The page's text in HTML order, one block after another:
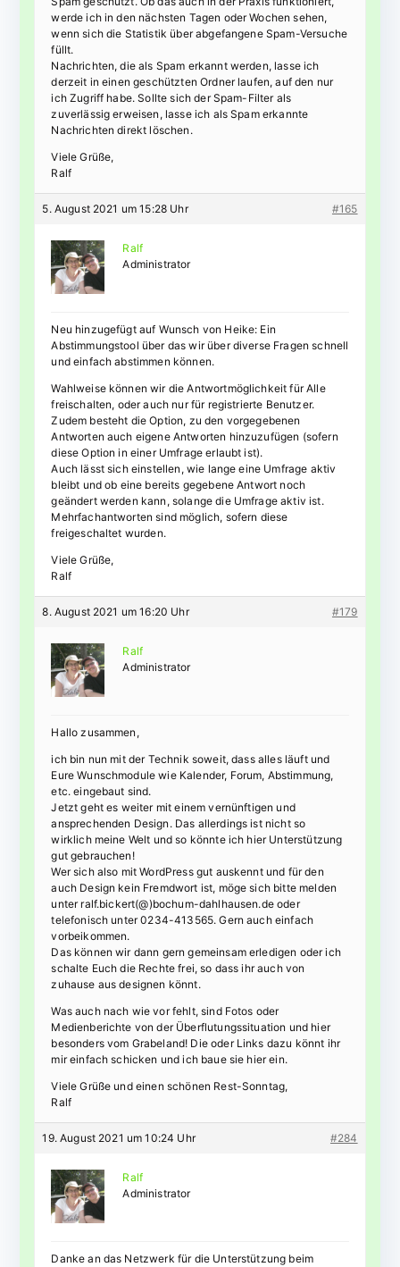
werde ich in den nächsten Tagen oder Wochen sehen,
wenn sich die Statistik über abgefangene Spam-Versuche
füllt.
Nachrichten, die als Spam erkannt werden, lasse ich
derzeit in einen geschützten Ordner laufen, auf den nur
ich Zugriff habe. Sollte sich der Spam-Filter als
zuverlässig erweisen, lasse ich als Spam erkannte
Nachrichten direkt löschen.
Viele Grüße,
Ralf
5. August 2021 um 15:28 Uhr #165
Ralf
Administrator
Neu hinzugefügt auf Wunsch von Heike: Ein
Abstimmungstool über das wir über diverse Fragen schnell
und einfach abstimmen können.
Wahlweise können wir die Antwortmöglichkeit für Alle
freischalten, oder auch nur für registrierte Benutzer.
Zudem besteht die Option, zu den vorgegebenen
Antworten auch eigene Antworten hinzuzufügen (sofern
diese Option in einer Umfrage erlaubt ist).
Auch lässt sich einstellen, wie lange eine Umfrage aktiv
bleibt und ob eine bereits gegebene Antwort noch
geändert werden kann, solange die Umfrage aktiv ist.
Mehrfachantworten sind möglich, sofern diese
freigeschaltet wurden.
Viele Grüße,
Ralf
8. August 2021 um 16:20 Uhr #179
Ralf
Administrator
Hallo zusammen,
ich bin nun mit der Technik soweit, dass alles läuft und
Eure Wunschmodule wie Kalender, Forum, Abstimmung,
etc. eingebaut sind.
Jetzt geht es weiter mit einem vernünftigen und
ansprechenden Design. Das allerdings ist nicht so
wirklich meine Welt und so könnte ich hier Unterstützung
gut gebrauchen!
Wer sich also mit WordPress gut auskennt und für den
auch Design kein Fremdwort ist, möge sich bitte melden
unter ralf.bickert(@)bochum-dahlhausen.de oder
telefonisch unter 0234-413565. Gern auch einfach
vorbeikommen.
Das können wir dann gern gemeinsam erledigen oder ich
schalte Euch die Rechte frei, so dass ihr auch von
zuhause aus designen könnt.
Was auch nach wie vor fehlt, sind Fotos oder
Medienberichte von der Überflutungssituation und hier
besonders vom Grabeland! Die oder Links dazu könnt ihr
mir einfach schicken und ich baue sie hier ein.
Viele Grüße und einen schönen Rest-Sonntag,
Ralf
19. August 2021 um 10:24 Uhr #284
Ralf
Administrator
Danke an das Netzwerk für die Unterstützung beim